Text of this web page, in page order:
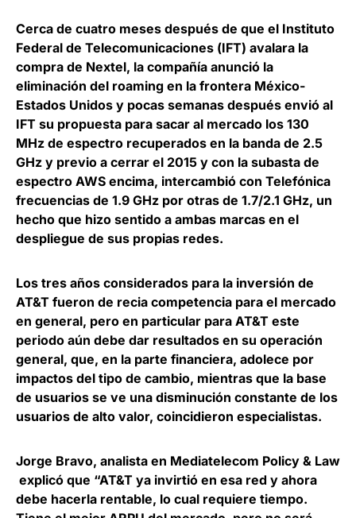
Cerca de cuatro meses después de que el Instituto
Federal de Telecomunicaciones (IFT) avalara la
compra de Nextel, la compañía anunció la
eliminación del roaming en la frontera México-
Estados Unidos y pocas semanas después envió al
IFT su propuesta para sacar al mercado los 130
MHz de espectro recuperados en la banda de 2.5
GHz y previo a cerrar el 2015 y con la subasta de
espectro AWS encima, intercambió con Telefónica
frecuencias de 1.9 GHz por otras de 1.7/2.1 GHz, un
hecho que hizo sentido a ambas marcas en el
despliegue de sus propias redes.
Los tres años considerados para la inversión de
AT&T fueron de recia competencia para el mercado
en general, pero en particular para AT&T este
periodo aún debe dar resultados en su operación
general, que, en la parte financiera, adolece por
impactos del tipo de cambio, mientras que la base
de usuarios se ve una disminución constante de los
usuarios de alto valor, coincidieron especialistas.
Jorge Bravo, analista en Mediatelecom Policy & Law
explicó que “AT&T ya invirtió en esa red y ahora
debe hacerla rentable, lo cual requiere tiempo.